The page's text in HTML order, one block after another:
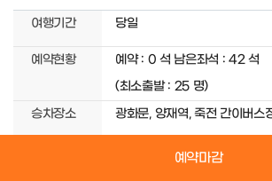
여행기간 당일
예약현황 예약 : 0 석 남은좌석 :42석
(최소출발 : 25 명)
승차장소
광화문, 양재역, 죽전 간이버스
예약마감